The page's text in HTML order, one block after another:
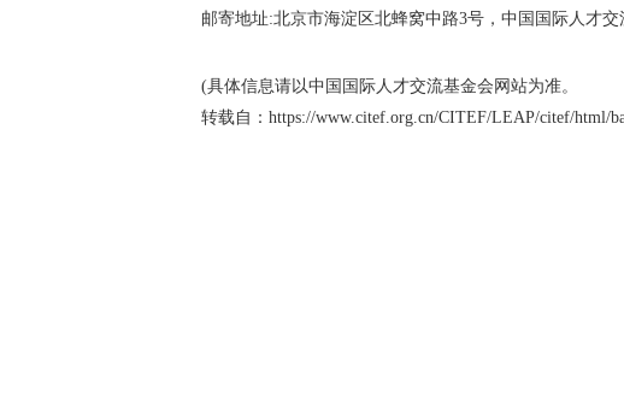
邮寄地址:北京市海淀区北蜂窝中路3号，中国国际人才
(具体信息请以中国国际人才交流基金会网站为准。
转载自：https://www.citef.org.cn/CITEF/LEAP/citef/html/